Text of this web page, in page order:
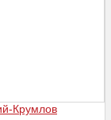
Крумлов